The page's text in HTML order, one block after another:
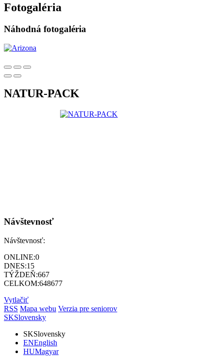
Fotogaléria
Náhodná fotogaléria
NATUR-PACK
Návštevnosť
Návštevnosť:
ONLINE:0
DNES:15
TÝŽDEŇ:667
CELKOM:648677
Vytlačiť
RSS Mapa webu Verzia pre seniorov
SKSlovensky
SKSlovensky
ENEnglish
HUMagyar